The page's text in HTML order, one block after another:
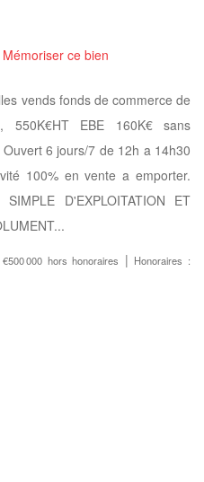
Mémoriser ce bien
vends fonds de commerce de
550K€HT EBE 160K€ sans
6 jours/7 de 12h a 14h30
100% en vente a emporter.
D'EXPLOITATION ET
€500 000 hors honoraires | Honoraires :